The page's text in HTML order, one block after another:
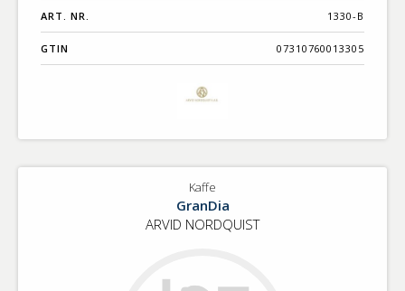
ART. NR. 1330-B
GTIN 07310760013305
Kaffe
GranDia
ARVID NORDQUIST